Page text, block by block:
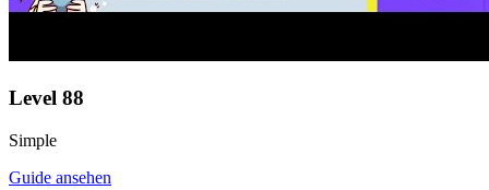
Level 88
Simple
Guide ansehen